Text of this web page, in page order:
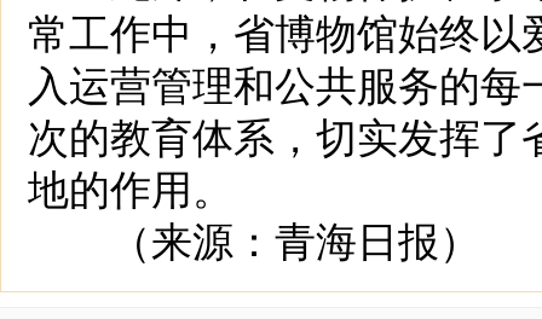
常工作中，省博物馆始终
入运营管理和公共服务的
次的教育体系，切实发挥
地的作用。
（来源：青海日报）